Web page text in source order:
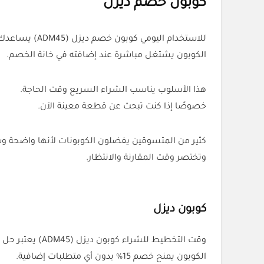
كوبون خصم ديزل
للاستخدام اليومي كوبون خصم ديزل (ADM45) يساعدك تقلل تكلفة الطلب بدون انتظار عروض خاصة.
الكوبون يشتغل مباشرة عند إضافته في خانة الخصم.
هذا الأسلوب يناسب الشراء السريع وقت الحاجة.
خصوصًا إذا كنت تبحث عن قطعة معينة الآن.
كثير من المتسوقين يفضلون الكوبونات لأنها واضحة
وتختصر وقت المقارنة والانتظار.
كوبون ديزل
وقت التخطيط للشراء كوبون ديزل (ADM45) يعتبر حل ذكي لتقليل السعر النهائي.
الكوبون يمنح خصم 15% بدون أي متطلبات إضافية.